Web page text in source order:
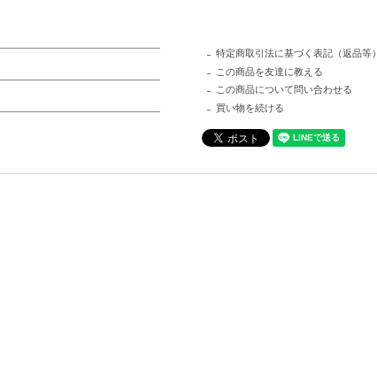
特定商取引法に基づく表記（返品等）
この商品を友達に教える
この商品について問い合わせる
買い物を続ける